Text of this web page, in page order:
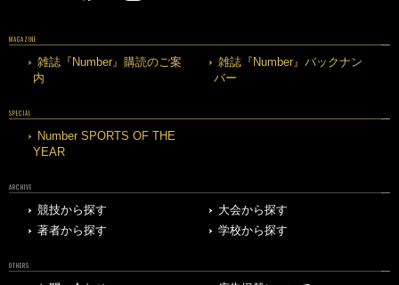
MAGAZINE
雑誌『Number』購読のご案
内
雑誌『Number』バックナン
バー
SPECIAL
Number SPORTS OF THE
YEAR
ARCHIVE
競技から探す
大会から探す
著者から探す
学校から探す
OTHERS